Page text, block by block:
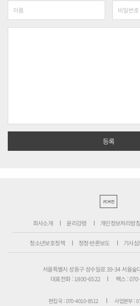
PC버전
회사소개 윤리강령 개인정보처리방침
청소년보호정책 정정·반론보도 기사
서울특별시 성동구 성수일로 39-34 서울숲
대표전화 : 1800-6522
팩스 :
편집국 : 070-4010-8512 사업본부 :